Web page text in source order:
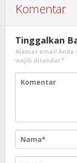
Komentar
Tinggalkan
Alamat email
wajib ditandai *